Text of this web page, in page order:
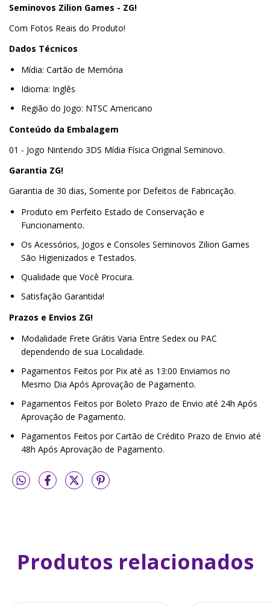
Seminovos Zilion Games - ZG!
Com Fotos Reais do Produto!
Dados Técnicos
Mídia: Cartão de Memória
Idioma: Inglês
Região do Jogo: NTSC Americano
Conteúdo da Embalagem
01 - Jogo Nintendo 3DS Mídia Física Original Seminovo.
Garantia ZG!
Garantia de 30 dias, Somente por Defeitos de Fabricação.
Produto em Perfeito Estado de Conservação e
Funcionamento.
Os Acessórios, Jogos e Consoles Seminovos Zilion Games
São Higienizados e Testados.
Qualidade que Você Procura.
Satisfação Garantida!
Prazos e Envios ZG!
Modalidade Frete Grátis Varia Entre Sedex ou PAC
dependendo de sua Localidade.
Pagamentos Feitos por Pix até as 13:00 Enviamos no
Mesmo Dia Após Aprovação de Pagamento.
Pagamentos Feitos por Boleto Prazo de Envio até 24h Após
Aprovação de Pagamento.
Pagamentos Feitos por Cartão de Crédito Prazo de Envio até
48h Após Aprovação de Pagamento.
Produtos relacionados